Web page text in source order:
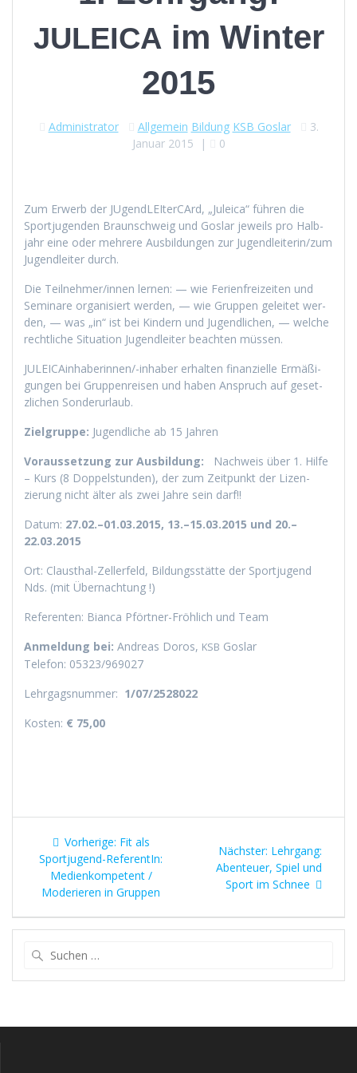
JULEICA im Winter
2015
Administrator Allgemein Bildung KSB Goslar
3.
Januar 2015 | 0
Zum Erwerb der JUgendLEIt­er­CArd, „Jule­ica“ führen die
Sportju­gen­den Braun­schweig und Goslar jew­eils pro Hal­b­
jahr eine oder mehrere Aus­bil­dun­gen zur Jugendleiterin/zum
Jugendleit­er durch.
Die Teilnehmer/innen ler­nen: — wie Ferien­freizeit­en und
Sem­i­nare organ­isiert wer­den, — wie Grup­pen geleit­et wer­
den, — was „in“ ist bei Kindern und Jugendlichen, — welche
rechtliche Sit­u­a­tion Jugendleit­er beacht­en müssen.
JULE­ICAin­hab­erin­nen/-inhab­er erhal­ten finanzielle Ermäßi­
gun­gen bei Grup­pen­reisen und haben Anspruch auf geset­
zlichen Sonderurlaub.
Ziel­gruppe: Jugendliche ab 15 Jahren
Voraus­set­zung zur Aus­bil­dung: Nach­weis über 1. Hil­fe
– Kurs (8 Dop­pel­stun­den), der zum Zeit­punkt der Lizen­
zierung nicht älter als zwei Jahre sein darf!!
Datum: 27.02.–01.03.2015, 13.–15.03.2015 und 20.–
22.03.2015
Ort: Clausthal-Zeller­feld, Bil­dungsstätte der Sportju­gend
Nds. (mit Übernachtung !)
Ref­er­enten: Bian­ca Pfört­ner-Fröh­lich und Team
Anmel­dung bei: Andreas Doros, KSB Goslar
Tele­fon: 05323/969027
Lehrgagsnum­mer: 1/07/2528022
Kosten: € 75,00
Beitragsnavigation
Vorherige: Vorheriger
Beitrag:
Fit als
Sportjugend-ReferentIn:
Medienkompetent /
Moderieren in Gruppen
Nächster: Nächster
Beitrag:
Lehrgang:
Abenteuer, Spiel und
Sport im Schnee